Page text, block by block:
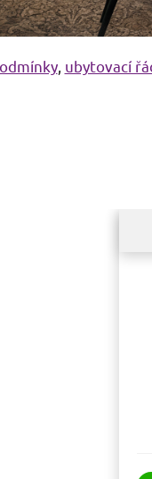
, ubytovací